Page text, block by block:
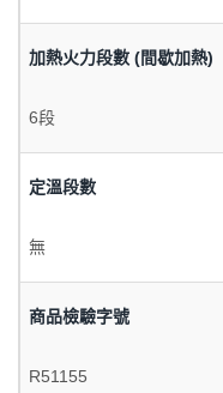
加熱火力段數 (間歇加熱)
6段
定溫段數
無
商品檢驗字號
R51155